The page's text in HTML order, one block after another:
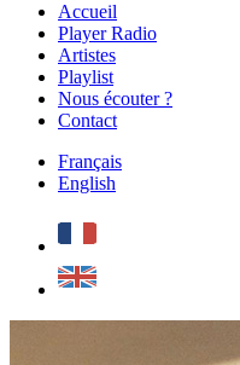
Accueil
Player Radio
Artistes
Playlist
Nous écouter ?
Contact
Français
English